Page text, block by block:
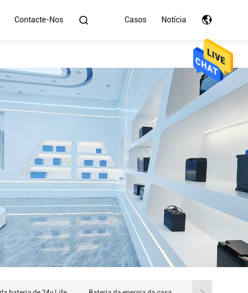
Contacte-Nos Casos Notícia